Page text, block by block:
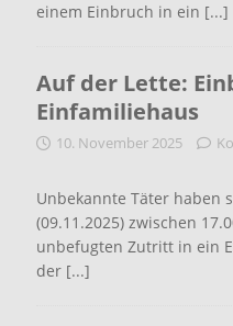
einem Einbruch in ein [...]
Auf der Lette:
Einfamiliehaus
10. November 2025
Unbekannte Täter haben
(09.11.2025) zwischen
unbefugten Zutritt in ein
der [...]